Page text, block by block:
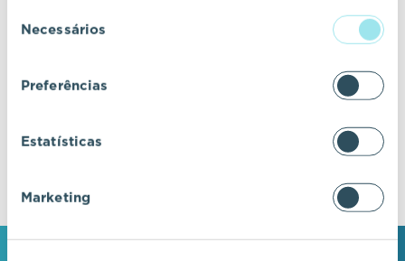
deNecessários
Preferências
Estatísticas
Marketing
Descubra ecossistemas residenciais de
excelência, onde o design e a arquitetura se
fundem com a inovação e a sustentabilidade.